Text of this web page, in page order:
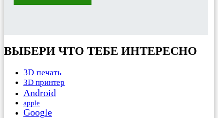
ВЫБЕРИ ЧТО ТЕБЕ ИНТЕРЕСНО
3D печать
3D принтер
Android
apple
Google